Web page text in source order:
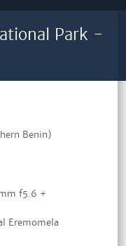
Park -
Benin)
f5.6 +
Eremomela